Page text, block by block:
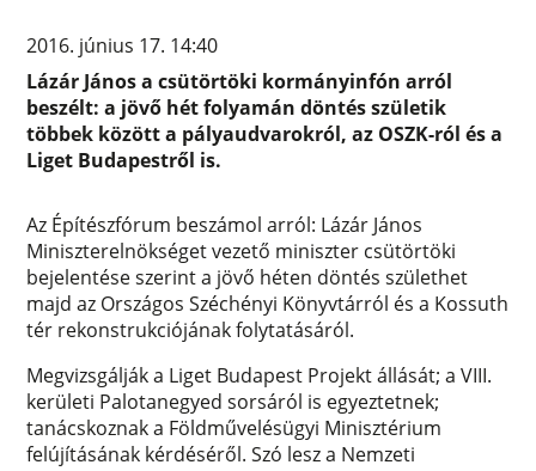
2016. június 17. 14:40
Lázár János a csütörtöki kormányinfón arról
beszélt: a jövő hét folyamán döntés születik
többek között a pályaudvarokról, az OSZK-ról és a
Liget Budapestről is.
Az Építészfórum beszámol arról: Lázár János
Miniszterelnökséget vezető miniszter csütörtöki
bejelentése szerint a jövő héten döntés születhet
majd az Országos Széchényi Könyvtárról és a Kossuth
tér rekonstrukciójának folytatásáról.
Megvizsgálják a Liget Budapest Projekt állását; a VIII.
kerületi Palotanegyed sorsáról is egyeztetnek;
tanácskoznak a Földművelésügyi Minisztérium
felújításának kérdéséről. Szó lesz a Nemzeti